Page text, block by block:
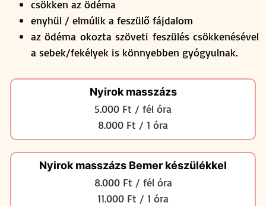
csökken az ödéma
enyhül / elmúlik a feszülő fájdalom
az ödéma okozta szöveti feszülés csökkenésével
a sebek/fekélyek is könnyebben gyógyulnak.
Nyirok masszázs
5.000 Ft / fél óra
8.000 Ft / 1 óra
Nyirok masszázs Bemer készülékkel
8.000 Ft / fél óra
11.000 Ft / 1 óra